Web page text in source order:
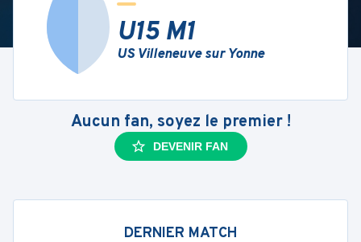
U15 M1
US Villeneuve sur Yonne
Aucun fan, soyez le premier !
DEVENIR FAN
DERNIER MATCH